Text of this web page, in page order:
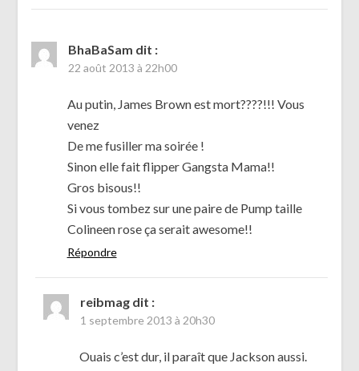
BhaBaSam dit :
22 août 2013 à 22h00
Au putin, James Brown est mort????!!! Vous
venez
De me fusiller ma soirée !
Sinon elle fait flipper Gangsta Mama!!
Gros bisous!!
Si vous tombez sur une paire de Pump taille
Colineen rose ça serait awesome!!
Répondre
reibmag dit :
1 septembre 2013 à 20h30
Ouais c’est dur, il paraît que Jackson aussi.